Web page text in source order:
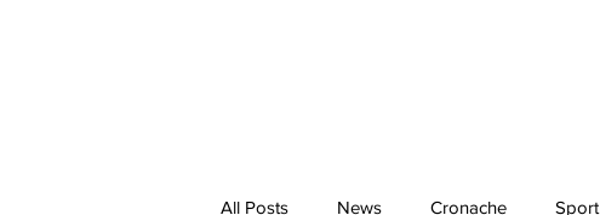
All Posts News Cronache Sport